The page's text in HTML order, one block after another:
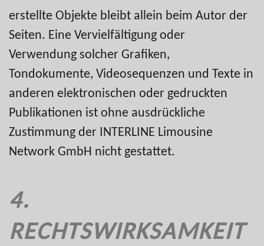
erstellte Objekte bleibt allein beim Autor der
Seiten. Eine Vervielfältigung oder
Verwendung solcher Grafiken,
Tondokumente, Videosequenzen und Texte in
anderen elektronischen oder gedruckten
Publikationen ist ohne ausdrückliche
Zustimmung der INTERLINE Limousine
Network GmbH nicht gestattet.
4.
RECHTSWIRKSAMKEIT